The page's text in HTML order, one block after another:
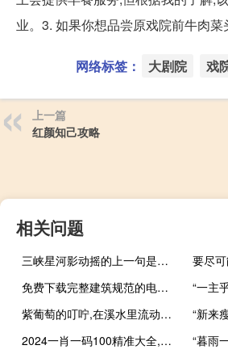
业。3. 如果你想品尝原戏院前牛肉菜
网络标签： 大剧院 戏
上一篇
红颜知己攻略
相关问题
三峡星河影动摇的上一句是什么
免费下载完整建筑规范的电子版
“一主
紫葡萄的叮咛,在溪水里流动是什么意思啊
“新来
2024一肖一码100精准大全,矫健精选解释落实_V版93.92.98
“暮雨